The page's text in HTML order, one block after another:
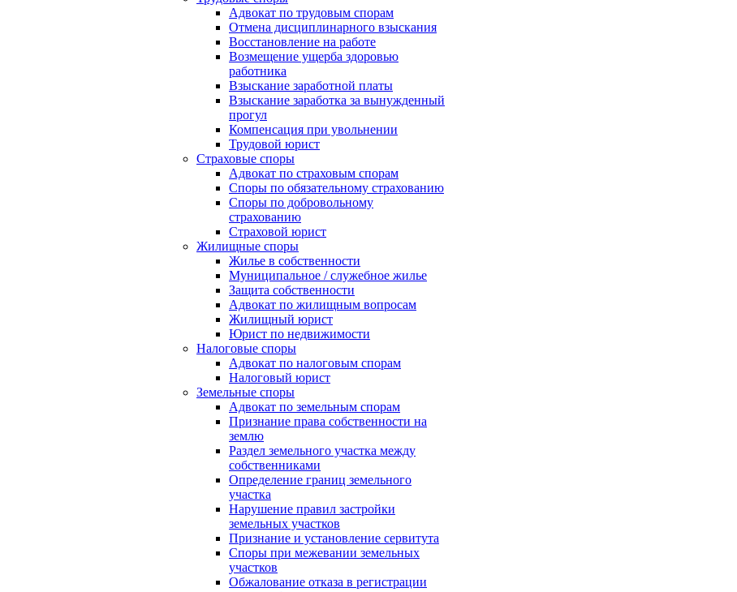
Адвокат по трудовым спорам
Отмена дисциплинарного взыскания
Восстановление на работе
Возмещение ущерба здоровью
работника
Взыскание заработной платы
Взыскание заработка за вынужденный
прогул
Компенсация при увольнении
Трудовой юрист
Страховые споры
Адвокат по страховым спорам
Споры по обязательному страхованию
Споры по добровольному
страхованию
Страховой юрист
Жилищные споры
Жилье в собственности
Муниципальное / служебное жилье
Защита собственности
Адвокат по жилищным вопросам
Жилищный юрист
Юрист по недвижимости
Налоговые споры
Адвокат по налоговым спорам
Налоговый юрист
Земельные споры
Адвокат по земельным спорам
Признание права собственности на
землю
Раздел земельного участка между
собственниками
Определение границ земельного
участка
Нарушение правил застройки
земельных участков
Признание и установление сервитута
Споры при межевании земельных
участков
Обжалование отказа в регистрации